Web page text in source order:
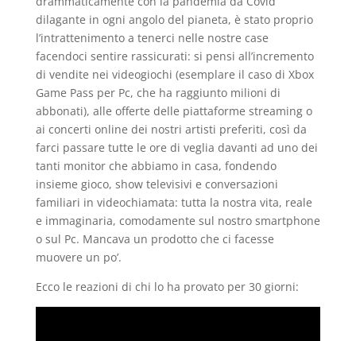
dilagante in ogni angolo del pianeta, è stato proprio
l’intrattenimento a tenerci nelle nostre case
facendoci sentire rassicurati: si pensi all’incremento
di vendite nei videogiochi (esemplare il caso di Xbox
Game Pass per Pc, che ha raggiunto milioni di
abbonati), alle offerte delle piattaforme streaming o
ai concerti online dei nostri artisti preferiti, così da
farci passare tutte le ore di veglia davanti ad uno dei
tanti monitor che abbiamo in casa, fondendo
insieme gioco, show televisivi e conversazioni
familiari in videochiamata: tutta la nostra vita, reale
e immaginaria, comodamente sul nostro smartphone
o sul Pc. Mancava un prodotto che ci facesse
muovere un po’.
Ecco le reazioni di chi lo ha provato per 30 giorni: